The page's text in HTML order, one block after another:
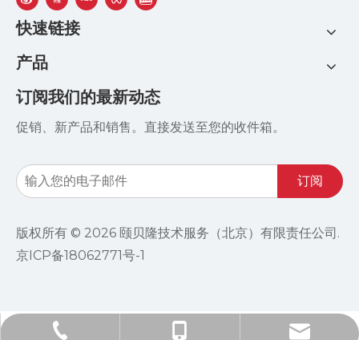
快速链接
产品
订阅我们的最新动态
促销、新产品和销售。直接发送至您的收件箱。
订阅
版权所有 © 2026 颐贝隆技术服务（北京）有限责任公司.
京ICP备18062771号-1
+86-10-84601365
+86-185-1004-1951
info@ebro-china.com​​​​​​​